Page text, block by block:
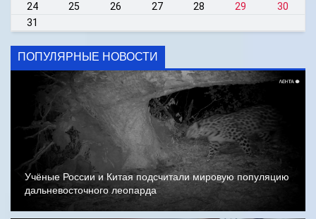
24
25 26 27 28 29
30
31
ПОПУЛЯРНЫЕ НОВОСТИ
Учёные России и Китая подсчитали мировую популяцию
дальневосточного леопарда